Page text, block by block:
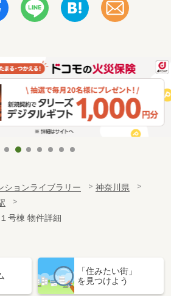
ションライブラリー
神奈川県
号棟 物件詳細
「住みたい街」
を見つけよう